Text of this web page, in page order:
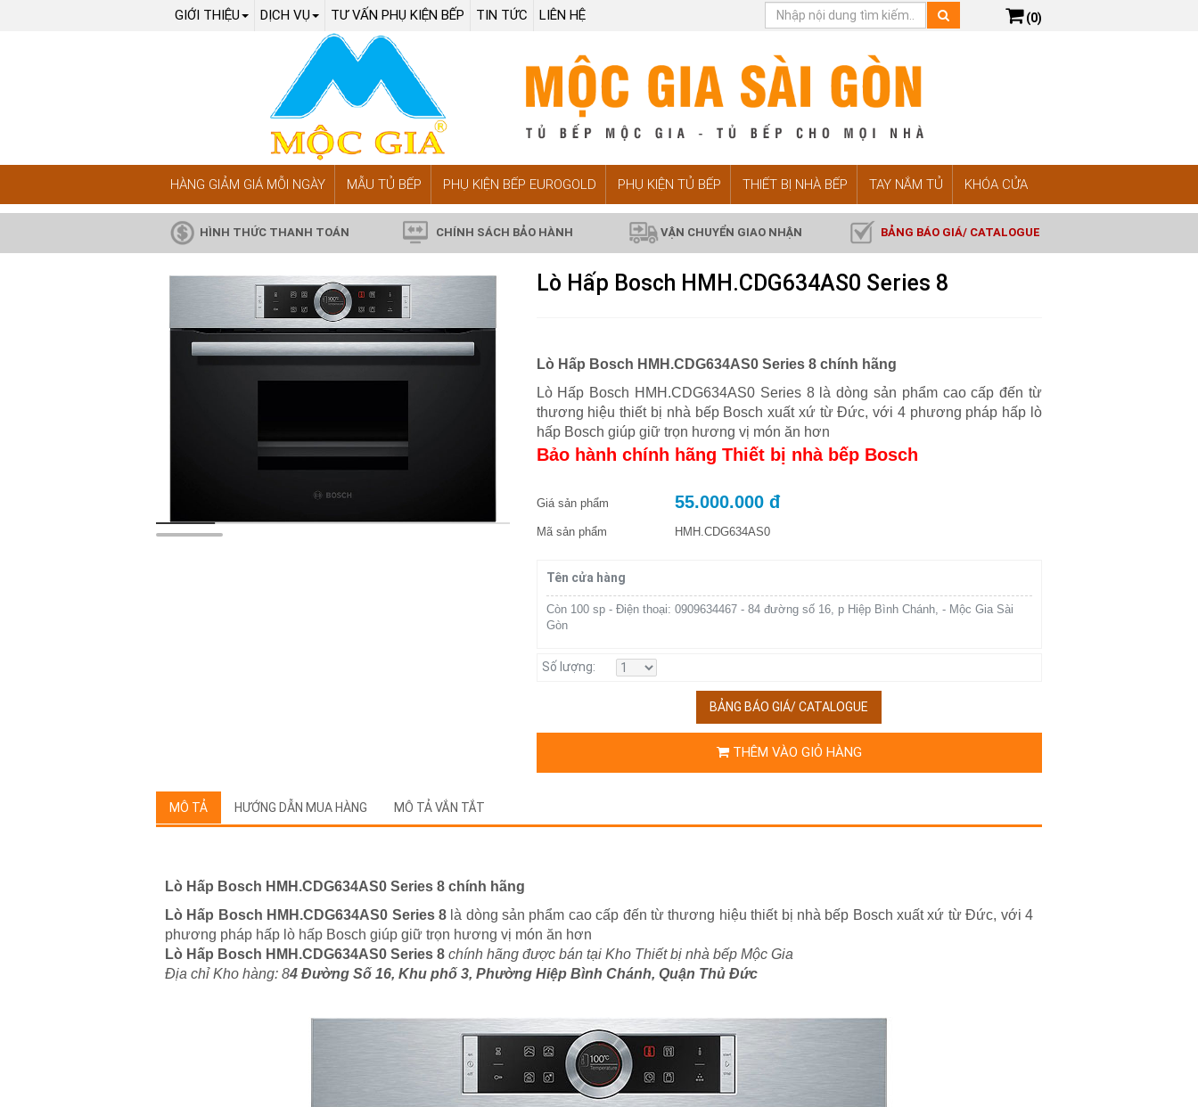
GIỚI THIỆU DỊCH VỤ TƯ VẤN PHỤ KIỆN BẾP TIN TỨC LIÊN HỆ (0)
HÀNG GIẢM GIÁ MỖI NGÀY MẪU TỦ BẾP PHỤ KIỆN BẾP EUROGOLD PHỤ KIỆN TỦ BẾP THIẾT BỊ NHÀ BẾP TAY NẮM TỦ KHÓA CỬA
HÌNH THỨC THANH TOÁN CHÍNH SÁCH BẢO HÀNH VẬN CHUYỂN GIAO NHẬN BẢNG BÁO GIÁ/ CATALOGUE
Lò Hấp Bosch HMH.CDG634AS0 Series 8
Lò Hấp Bosch HMH.CDG634AS0 Series 8 chính hãng
Lò Hấp Bosch HMH.CDG634AS0 Series 8 là dòng sản phẩm cao cấp đến từ
thương hiệu thiết bị nhà bếp Bosch xuất xứ từ Đức, với 4 phương pháp hấp lò
hấp Bosch giúp giữ trọn hương vị món ăn hơn
Bảo hành chính hãng Thiết bị nhà bếp Bosch
Giá sản phẩm 55.000.000 đ
Mã sản phẩm HMH.CDG634AS0
Tên cửa hàng
Còn 100 sp - Điện thoại: 0909634467 - 84 đường số 16, p Hiệp Bình Chánh, - Mộc Gia Sài
Gòn
Số lượng:
BẢNG BÁO GIÁ/ CATALOGUE
THÊM VÀO GIỎ HÀNG
MÔ TẢ HƯỚNG DẪN MUA HÀNG MÔ TẢ VẮN TẮT
Lò Hấp Bosch HMH.CDG634AS0 Series 8 chính hãng
Lò Hấp Bosch HMH.CDG634AS0 Series 8là dòng sản phẩm cao cấp đến từ thương hiệu thiết bị nhà bếp Bosch xuất xứ từ Đức, với 4
phương pháp hấp lò hấp Bosch giúp giữ trọn hương vị món ăn hơn
Lò Hấp Bosch HMH.CDG634AS0 Series 8 chính hãng được bán tại Kho Thiết bị nhà bếp Mộc Gia
Địa chỉ Kho hàng: 84 Đường Số 16, Khu phố 3, Phường Hiệp Bình Chánh, Quận Thủ Đức